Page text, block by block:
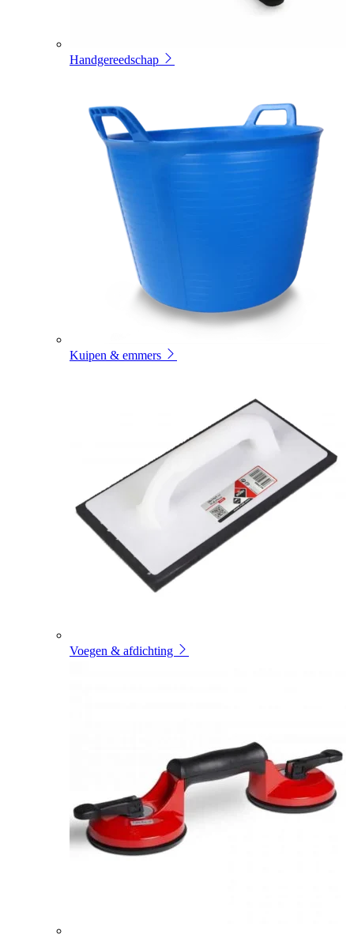
Handgereedschap
Kuipen & emmers
Voegen & afdichting